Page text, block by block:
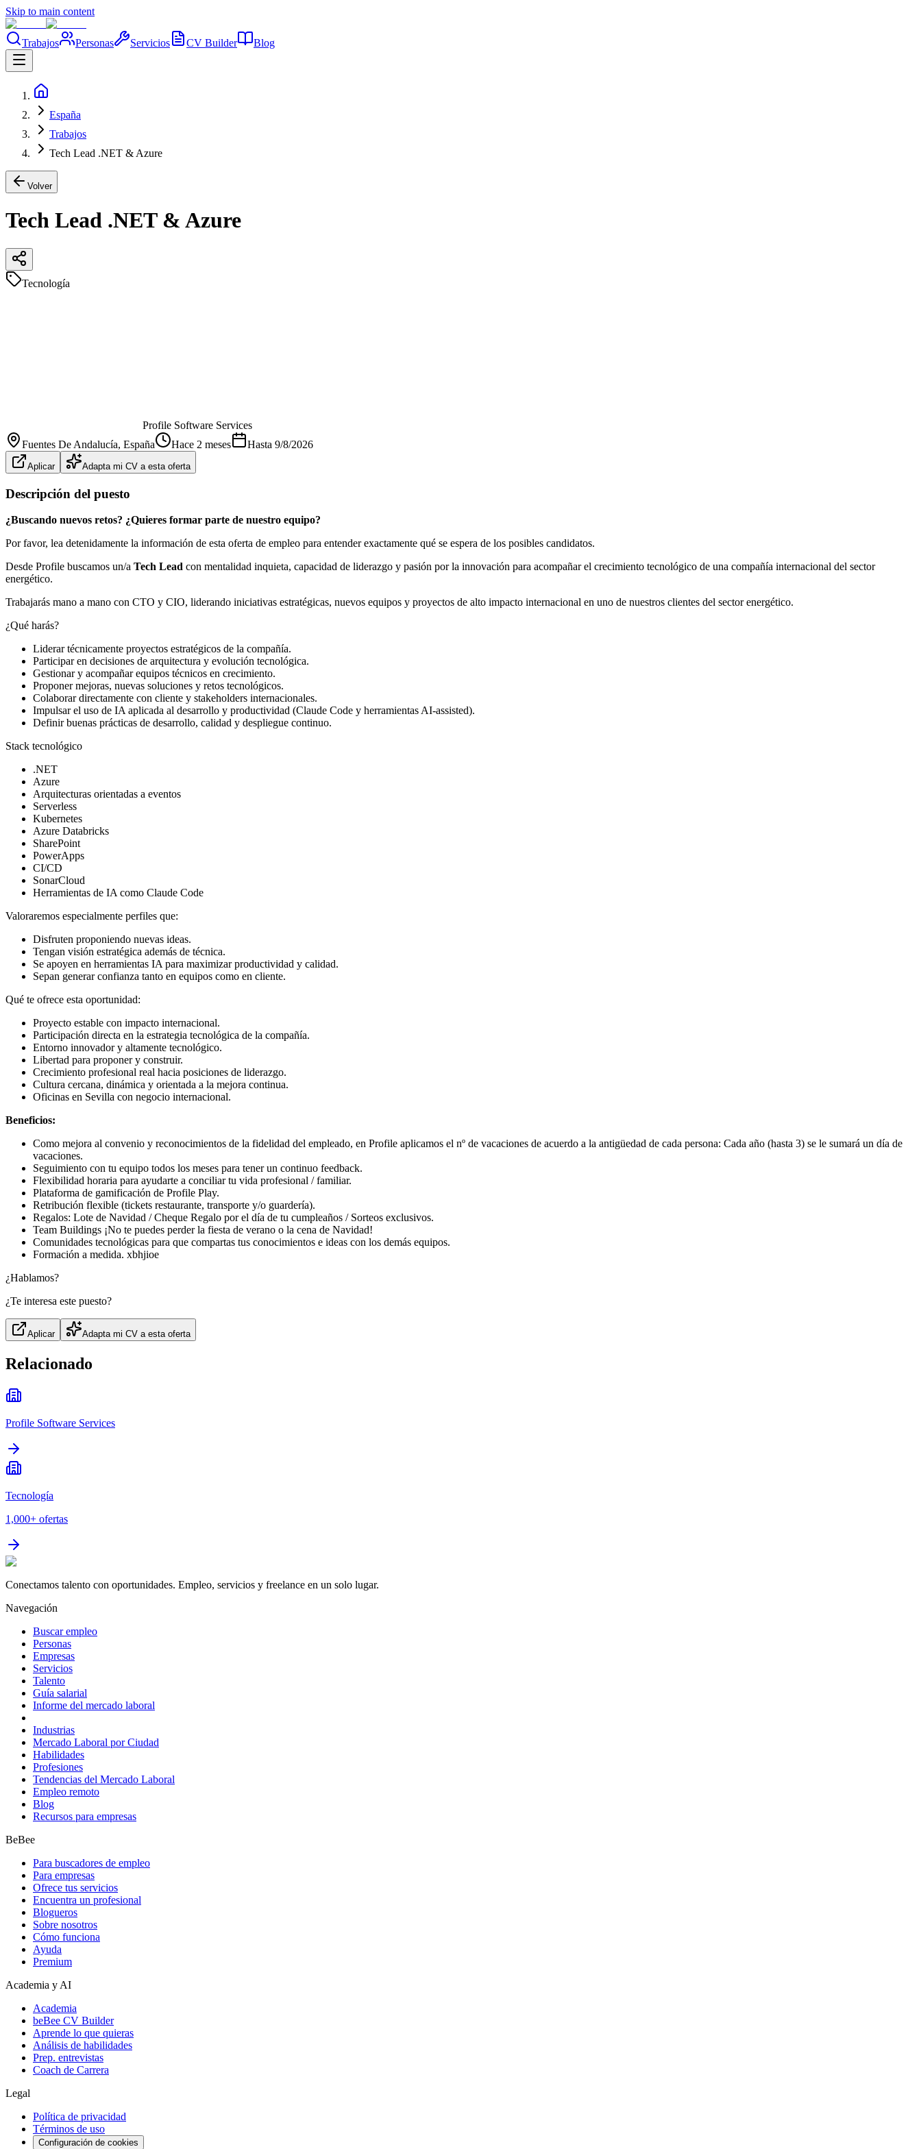
Skip to main content
Trabajos Personas Servicios CV Builder Blog
España
Trabajos
Tech Lead .NET & Azure
Volver
Tech Lead .NET & Azure
Tecnología
Profile Software Services
Fuentes De Andalucía, España Hace 2 meses Hasta 9/8/2026
Aplicar Adapta mi CV a esta oferta
Descripción del puesto
¿Buscando nuevos retos? ¿Quieres formar parte de nuestro equipo?
Por favor, lea detenidamente la información de esta oferta de empleo para entender exactamente qué se espera de los posibles candidatos.
Desde Profile buscamos un/a Tech Lead con mentalidad inquieta, capacidad de liderazgo y pasión por la innovación para acompañar el crecimiento tecnológico de una compañía internacional del sector
energético.
Trabajarás mano a mano con CTO y CIO, liderando iniciativas estratégicas, nuevos equipos y proyectos de alto impacto internacional en uno de nuestros clientes del sector energético.
¿Qué harás?
Liderar técnicamente proyectos estratégicos de la compañía.
Participar en decisiones de arquitectura y evolución tecnológica.
Gestionar y acompañar equipos técnicos en crecimiento.
Proponer mejoras, nuevas soluciones y retos tecnológicos.
Colaborar directamente con cliente y stakeholders internacionales.
Impulsar el uso de IA aplicada al desarrollo y productividad (Claude Code y herramientas AI-assisted).
Definir buenas prácticas de desarrollo, calidad y despliegue continuo.
Stack tecnológico
.NET
Azure
Arquitecturas orientadas a eventos
Serverless
Kubernetes
Azure Databricks
SharePoint
PowerApps
CI/CD
SonarCloud
Herramientas de IA como Claude Code
Valoraremos especialmente perfiles que:
Disfruten proponiendo nuevas ideas.
Tengan visión estratégica además de técnica.
Se apoyen en herramientas IA para maximizar productividad y calidad.
Sepan generar confianza tanto en equipos como en cliente.
Qué te ofrece esta oportunidad:
Proyecto estable con impacto internacional.
Participación directa en la estrategia tecnológica de la compañía.
Entorno innovador y altamente tecnológico.
Libertad para proponer y construir.
Crecimiento profesional real hacia posiciones de liderazgo.
Cultura cercana, dinámica y orientada a la mejora continua.
Oficinas en Sevilla con negocio internacional.
Beneficios:
Como mejora al convenio y reconocimientos de la fidelidad del empleado, en Profile aplicamos el nº de vacaciones de acuerdo a la antigüedad de cada persona: Cada año (hasta 3) se le sumará un día de
vacaciones.
Seguimiento con tu equipo todos los meses para tener un continuo feedback.
Flexibilidad horaria para ayudarte a conciliar tu vida profesional / familiar.
Plataforma de gamificación de Profile Play.
Retribución flexible (tickets restaurante, transporte y/o guardería).
Regalos: Lote de Navidad / Cheque Regalo por el día de tu cumpleaños / Sorteos exclusivos.
Team Buildings ¡No te puedes perder la fiesta de verano o la cena de Navidad!
Comunidades tecnológicas para que compartas tus conocimientos e ideas con los demás equipos.
Formación a medida. xbhjioe
¿Hablamos?
¿Te interesa este puesto?
Aplicar Adapta mi CV a esta oferta
Relacionado
Profile Software Services
Tecnología
1,000+ ofertas
Conectamos talento con oportunidades. Empleo, servicios y freelance en un solo lugar.
Navegación
Buscar empleo
Personas
Empresas
Servicios
Talento
Guía salarial
Informe del mercado laboral
Industrias
Mercado Laboral por Ciudad
Habilidades
Profesiones
Tendencias del Mercado Laboral
Empleo remoto
Blog
Recursos para empresas
BeBee
Para buscadores de empleo
Para empresas
Ofrece tus servicios
Encuentra un profesional
Blogueros
Sobre nosotros
Cómo funciona
Ayuda
Premium
Academia y AI
Academia
beBee CV Builder
Aprende lo que quieras
Análisis de habilidades
Prep. entrevistas
Coach de Carrera
Legal
Política de privacidad
Términos de uso
Configuración de cookies